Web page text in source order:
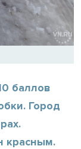
баллов
Город
красным.